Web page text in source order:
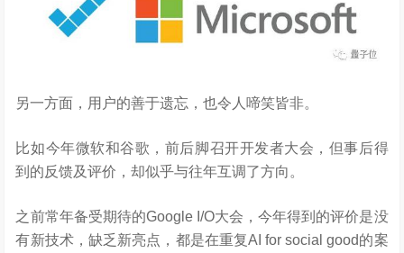
另一方面，用户的善于遗忘，也令人啼笑皆非。
比如今年微软和谷歌，前后脚召开开发者大会，但事后得
到的反馈及评价，却似乎与往年互调了方向。
之前常年备受期待的Google I/O大会，今年得到的评价是没
有新技术，缺乏新亮点，都是在重复AI for social good的案